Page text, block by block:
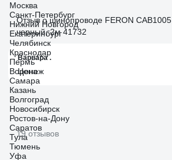
Отзыв о шинопроводе FERON CAB1005
черный, 2м 41732
Варвара .
Цена
19 отзывов
Москва
Санкт-Петербург
Нижний Новгород
Екатеринбург
Челябинск
Краснодар
Пермь
Воронеж
Самара
Казань
Волгоград
Новосибирск
Ростов-на-Дону
Саратов
Тула
Тюмень
Уфа